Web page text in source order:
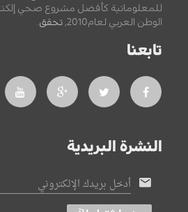
للمعلوماتية كأفضل مشروع صحي
الوطن العربي لعام2010,
تحقق
تابعنا
النشرة البريدية
أدخل بريدك الإلكتروني